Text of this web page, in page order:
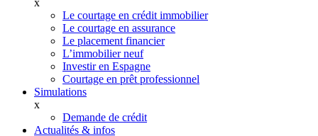
x
Le courtage en crédit immobilier
Le courtage en assurance
Le placement financier
L’immobilier neuf
Investir en Espagne
Courtage en prêt professionnel
Simulations
x
Demande de crédit
Actualités & infos